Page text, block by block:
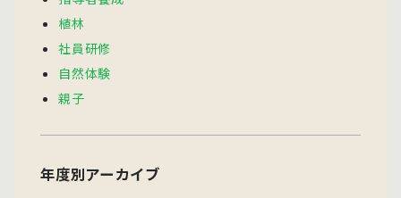
植林
社員研修
自然体験
親子
年度別アーカイブ